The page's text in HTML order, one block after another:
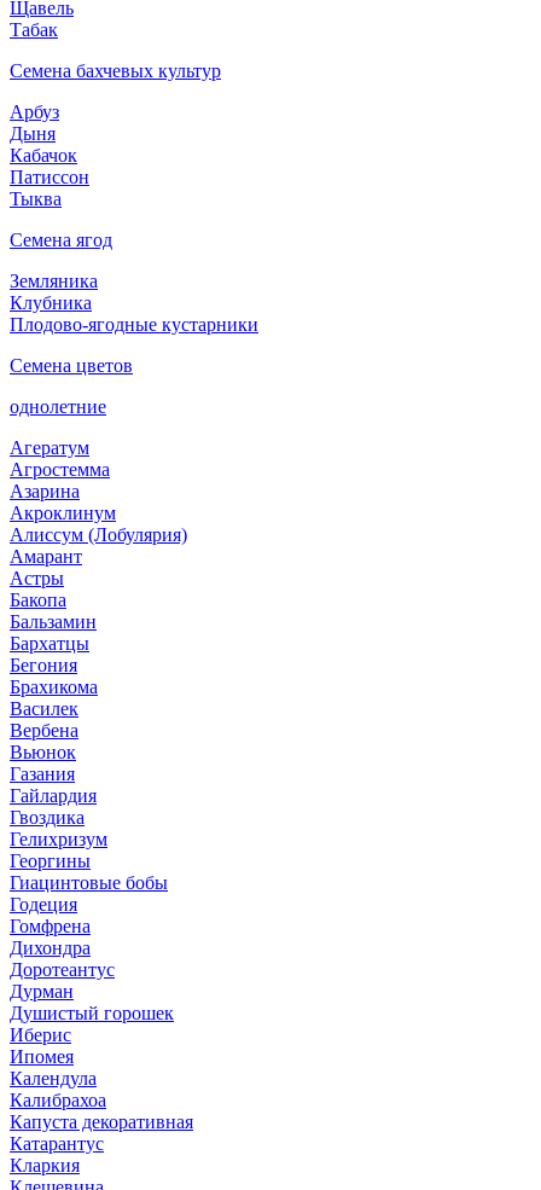
Щавель
Табак
Семена бахчевых культур
Арбуз
Дыня
Кабачок
Патиссон
Тыква
Семена ягод
Земляника
Клубника
Плодово-ягодные кустарники
Семена цветов
однолетние
Агератум
Агростемма
Азарина
Акроклинум
Алиссум (Лобулярия)
Амарант
Астры
Бакопа
Бальзамин
Бархатцы
Бегония
Брахикома
Василек
Вербена
Вьюнок
Газания
Гайлардия
Гвоздика
Гелихризум
Георгины
Гиацинтовые бобы
Годеция
Гомфрена
Дихондра
Доротеантус
Дурман
Душистый горошек
Иберис
Ипомея
Календула
Калибрахоа
Капуста декоративная
Катарантус
Кларкия